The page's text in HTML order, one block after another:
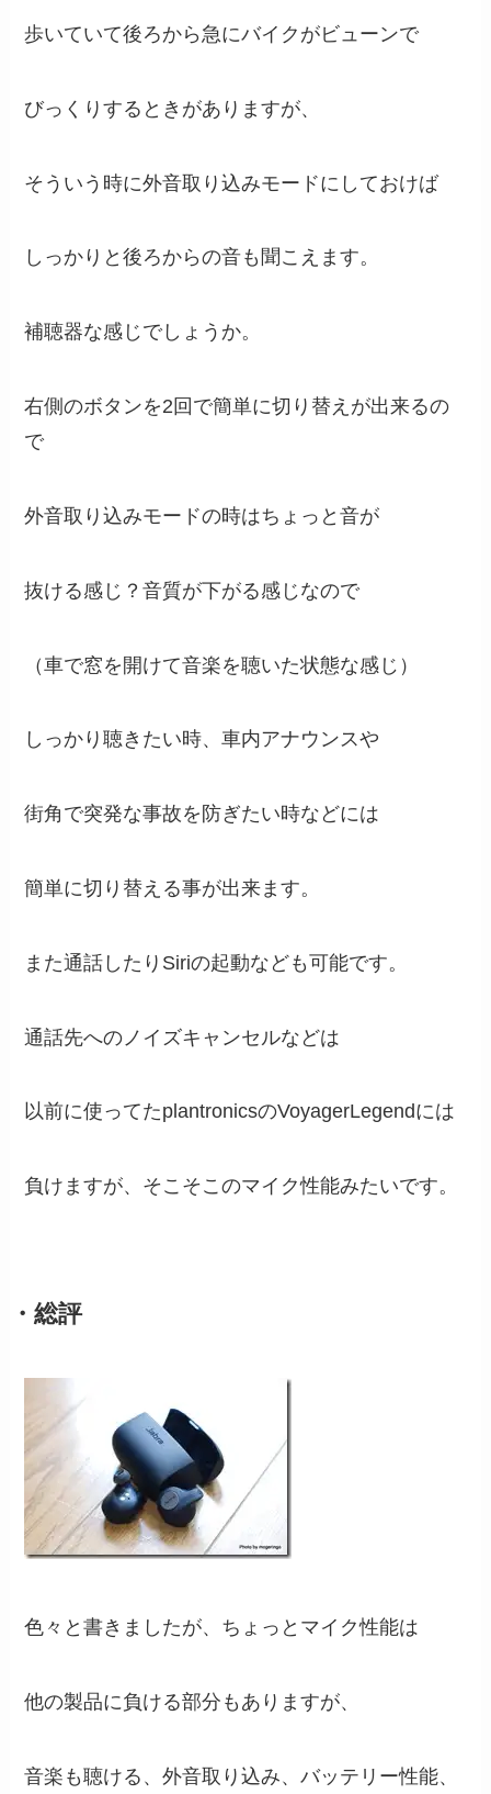
歩いていて後ろから急にバイクがビューンで
びっくりするときがありますが、
そういう時に外音取り込みモードにしておけば
しっかりと後ろからの音も聞こえます。
補聴器な感じでしょうか。
右側のボタンを2回で簡単に切り替えが出来るの
で
外音取り込みモードの時はちょっと音が
抜ける感じ？音質が下がる感じなので
（車で窓を開けて音楽を聴いた状態な感じ）
しっかり聴きたい時、車内アナウンスや
街角で突発な事故を防ぎたい時などには
簡単に切り替える事が出来ます。
また通話したりSiriの起動なども可能です。
通話先へのノイズキャンセルなどは
以前に使ってたplantronicsのVoyagerLegendには
負けますが、そこそこのマイク性能みたいです。
・総評
色々と書きましたが、ちょっとマイク性能は
他の製品に負ける部分もありますが、
音楽も聴ける、外音取り込み、バッテリー性能、